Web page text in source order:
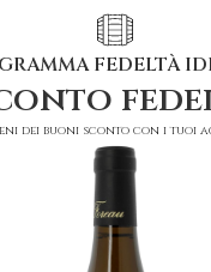
FEDELTÀ
dei buoni sconto con i tuoi